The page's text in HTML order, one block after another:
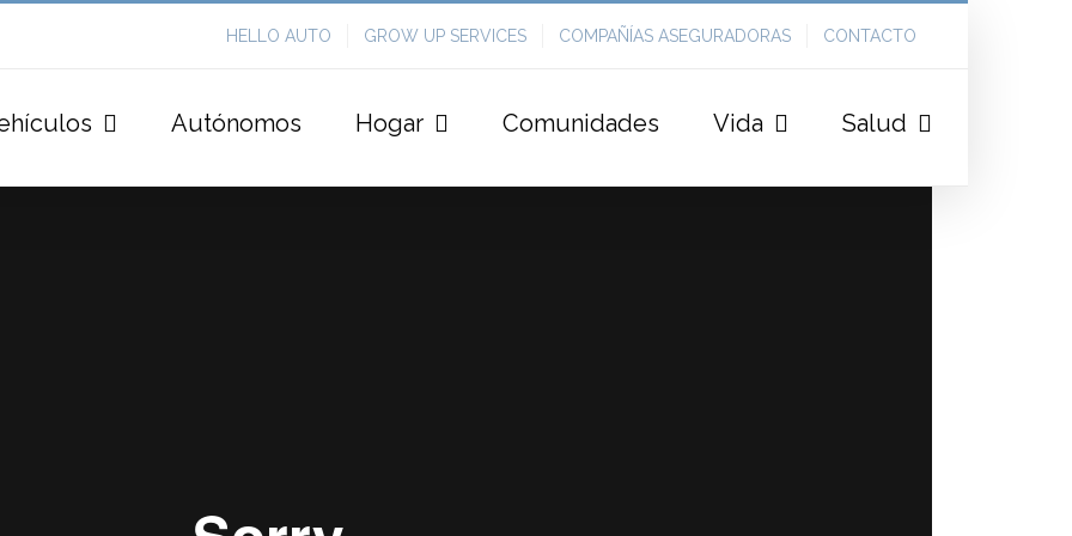
HELLO AUTO GROW UP SERVICES COMPAÑÍAS ASEGURADORAS CONTACTO
Autónomos Hogar Comunidades Vida Salud